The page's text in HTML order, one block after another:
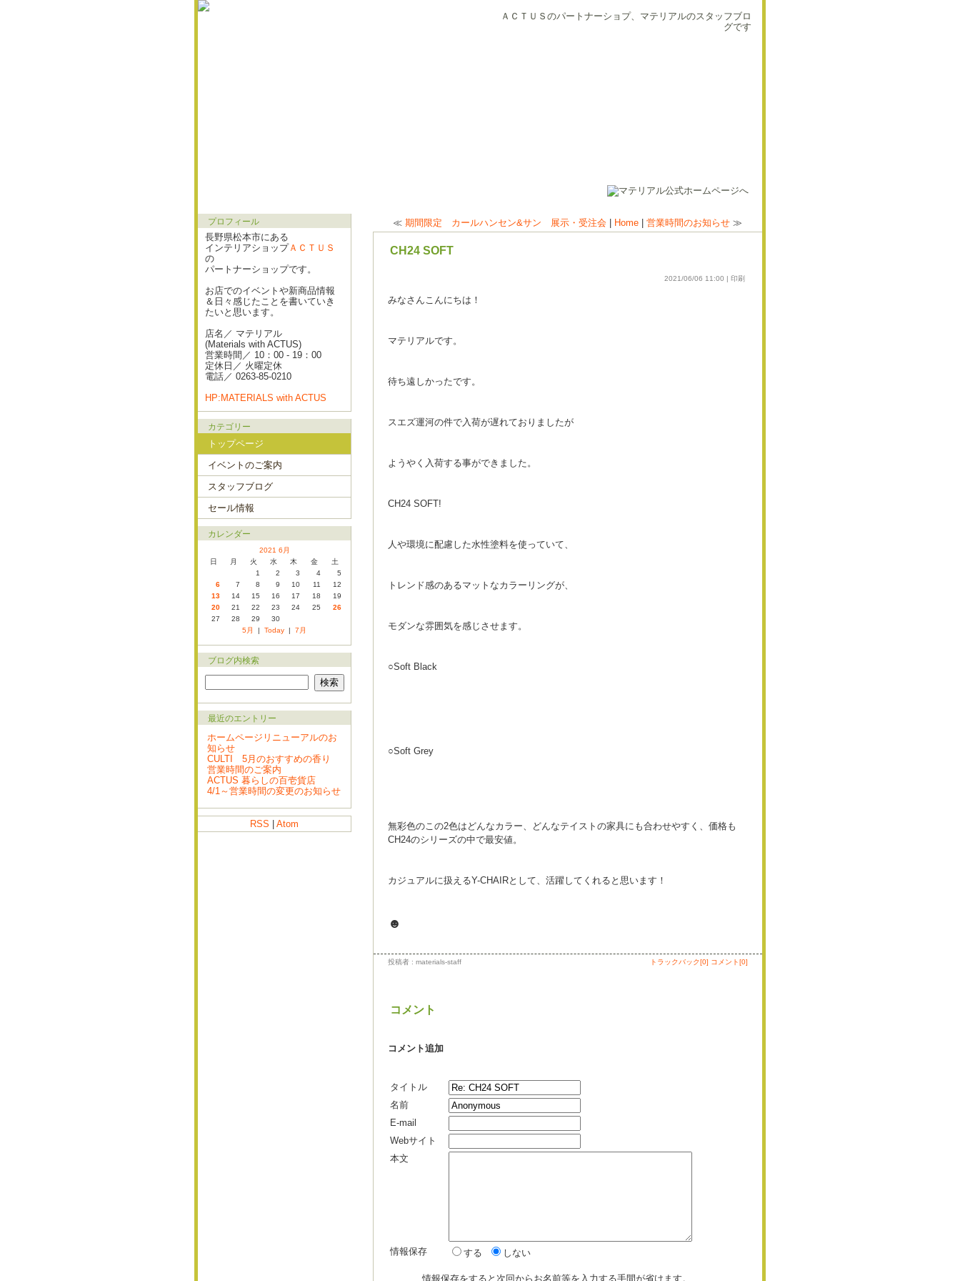
ＡＣＴＵＳのパートナーショプ、マテリアルのスタッフブロ
グです
≪ 期間限定 カールハンセン&サン 展示・受注会 Home 営業時間のお知らせ ≫
CH24 SOFT
2021/06/06 11:00 | 印刷
みなさんこんにちは！
マテリアルです。
待ち遠しかったです。
スエズ運河の件で入荷が遅れておりましたが
ようやく入荷する事ができました。
CH24 SOFT!
人や環境に配慮した水性塗料を使っていて、
トレンド感のあるマットなカラーリングが、
モダンな雰囲気を感じさせます。
○Soft Black
○Soft Grey
無彩色のこの2色はどんなカラー、どんなテイストの家具にも合わせやすく、価格も
CH24のシリーズの中で最安値。
カジュアルに扱えるY-CHAIRとして、活躍してくれると思います！
☻
トラックバック[0] コメント[0]
投稿者 : materials-staff
コメント
コメント追加
タイトル
名前
E-mail
Webサイト
本文
情報保存 する しない
情報保存をすると次回からお名前等を入力する手間が省けます。
プロフィール
長野県松本市にある
インテリアショップＡＣＴＵＳ
の
パートナーショップです。
お店でのイベントや新商品情報
＆日々感じたことを書いていき
たいと思います。
店名／ マテリアル
(Materials with ACTUS)
営業時間／ 10：00 - 19：00
定休日／ 火曜定休
電話／ 0263-85-0210
HP:MATERIALS with ACTUS
カテゴリー
トップページ
イベントのご案内
スタッフブログ
セール情報
カレンダー
2021 6月
日
月 火 水 木 金
土
1
2 3 4
5
6
7 8 9 10 11
12
13
14 15 16 17 18
19
20
21 22 23 24 25
26
27
28 29
30
5月
| Today | 7月
ブログ内検索
最近のエントリー
ホームページリニューアルのお
知らせ
CULTI 5月のおすすめの香り
営業時間のご案内
ACTUS 暮らしの百壱貨店
4/1～営業時間の変更のお知らせ
RSS Atom